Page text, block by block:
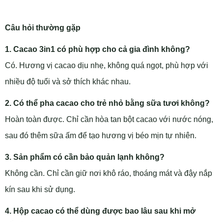
Câu hỏi thường gặp
1. Cacao 3in1 có phù hợp cho cả gia đình không?
Có. Hương vị cacao dịu nhẹ, không quá ngọt, phù hợp với
nhiều độ tuổi và sở thích khác nhau.
2. Có thể pha cacao cho trẻ nhỏ bằng sữa tươi không?
Hoàn toàn được. Chỉ cần hòa tan bột cacao với nước nóng,
sau đó thêm sữa ấm để tạo hương vị béo mịn tự nhiên.
3. Sản phẩm có cần bảo quản lạnh không?
Không cần. Chỉ cần giữ nơi khô ráo, thoáng mát và đậy nắp
kín sau khi sử dụng.
4. Hộp cacao có thể dùng được bao lâu sau khi mở